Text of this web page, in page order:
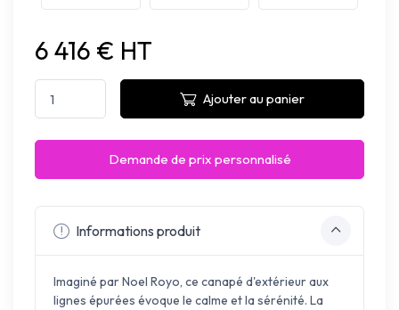
6 416 € HT
Ajouter au panier
Demande de prix personnalisé
Informations produit
Imaginé par Noel Royo, ce canapé d'extérieur aux
lignes épurées évoque le calme et la sérénité. La